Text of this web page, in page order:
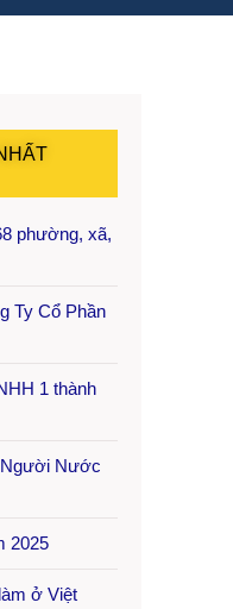
phường, xã,
Ty Cổ Phần
1 thành
Người Nước
2025
ở Việt